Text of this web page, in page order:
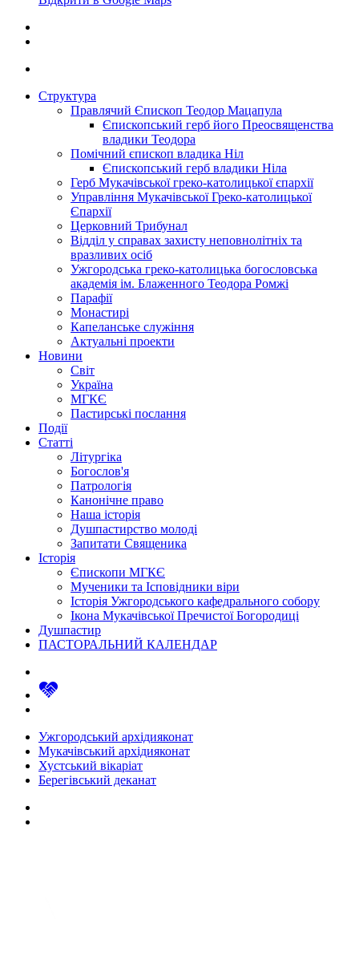
Структура
Правлячий Єпископ Теодор Мацапула
Єпископський герб його Преосвященства
владики Теодора
Помічний єпископ владика Ніл
Єпископський герб владики Ніла
Герб Мукачівської греко-католицької єпархії
Управління Мукачівської Греко-католицької
Єпархії
Церковний Трибунал
Відділ у справах захисту неповнолітніх та
вразливих осіб
Ужгородська греко-католицька богословська
академія ім. Блаженного Теодора Ромжі
Парафії
Монастирі
Капеланське служіння
Актуальні проекти
Новини
Світ
Україна
МГКЄ
Пастирські послання
Події
Статті
Літургіка
Богослов'я
Патрологія
Канонічне право
Наша історія
Душпастирство молоді
Запитати Священика
Історія
Єпископи МГКЄ
Мученики та Ісповідники віри
Історія Ужгородського кафедрального собору
Ікона Мукачівської Пречистої Богородиці
Душпастир
ПАСТОРАЛЬНИЙ КАЛЕНДАР
Ужгородський архідияконат
Мукачівський архідияконат
Хустський вікаріат
Берегівський деканат